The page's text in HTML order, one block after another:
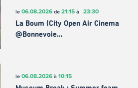
le 06.08.2026de 21:15à 23:30
La Boum (City Open Air Cinema
@Bonnevoie…
le 06.08.2026à 10:15